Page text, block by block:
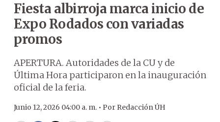
Fiesta albirroja marca inicio de
Expo Rodados con variadas
promos
APERTURA. Autoridades de la CU y de
Última Hora participaron en la inauguración
oficial de la feria.
Junio 12, 2026 04:00 a. m. • Por Redacción ÚH